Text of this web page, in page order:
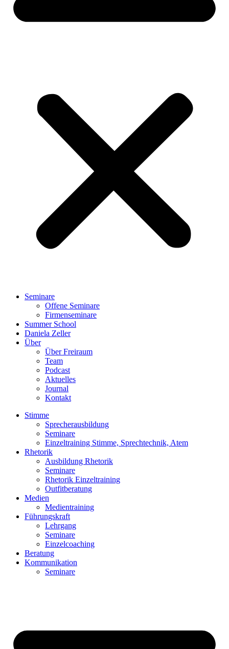
Seminare
Offene Seminare
Firmenseminare
Summer School
Daniela Zeller
Über
Über Freiraum
Team
Podcast
Aktuelles
Journal
Kontakt
Stimme
Sprecherausbildung
Seminare
Einzeltraining Stimme, Sprechtechnik, Atem
Rhetorik
Ausbildung Rhetorik
Seminare
Rhetorik Einzeltraining
Outfitberatung
Medien
Medientraining
Führungskraft
Lehrgang
Seminare
Einzelcoaching
Beratung
Kommunikation
Seminare